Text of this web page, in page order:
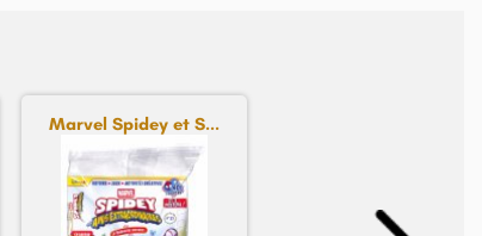
Marvel Spidey et S...